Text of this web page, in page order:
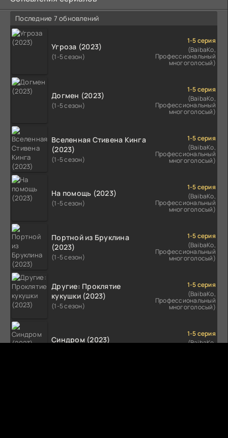
Последние 7 обновлений
Угроза (2023)
(1-5 сезон)
1-5 серия
(BaibaKo,
Профессиональный
многоголосый)
Догмен (2023)
(1-5 сезон)
1-5 серия
(BaibaKo,
Профессиональный
многоголосый)
Вселенная Стивена Кинга
(2023)
(1-5 сезон)
1-5 серия
(BaibaKo,
Профессиональный
многоголосый)
На помощь (2023)
(1-5 сезон)
1-5 серия
(BaibaKo,
Профессиональный
многоголосый)
Портной из Бруклина
(2023)
(1-5 сезон)
1-5 серия
(BaibaKo,
Профессиональный
многоголосый)
Другие: Проклятие
кукушки (2023)
(1-5 сезон)
1-5 серия
(BaibaKo,
Профессиональный
многоголосый)
Синдром (2023)
1-5 серия
(BaibaKo,